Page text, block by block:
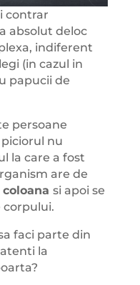
contrar
absolut deloc
indiferent
(in cazul in
papucii de
persoane
nu
la care a fost
are de
coloana si apoi se
corpului.
faci parte din
la